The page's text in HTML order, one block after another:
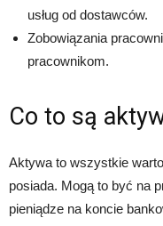
usług od dostawców.
Zobowiązania
pracownikom.
Co to są
Aktywa to wszystkie
posiada. Mogą to być na
pieniądze na koncie